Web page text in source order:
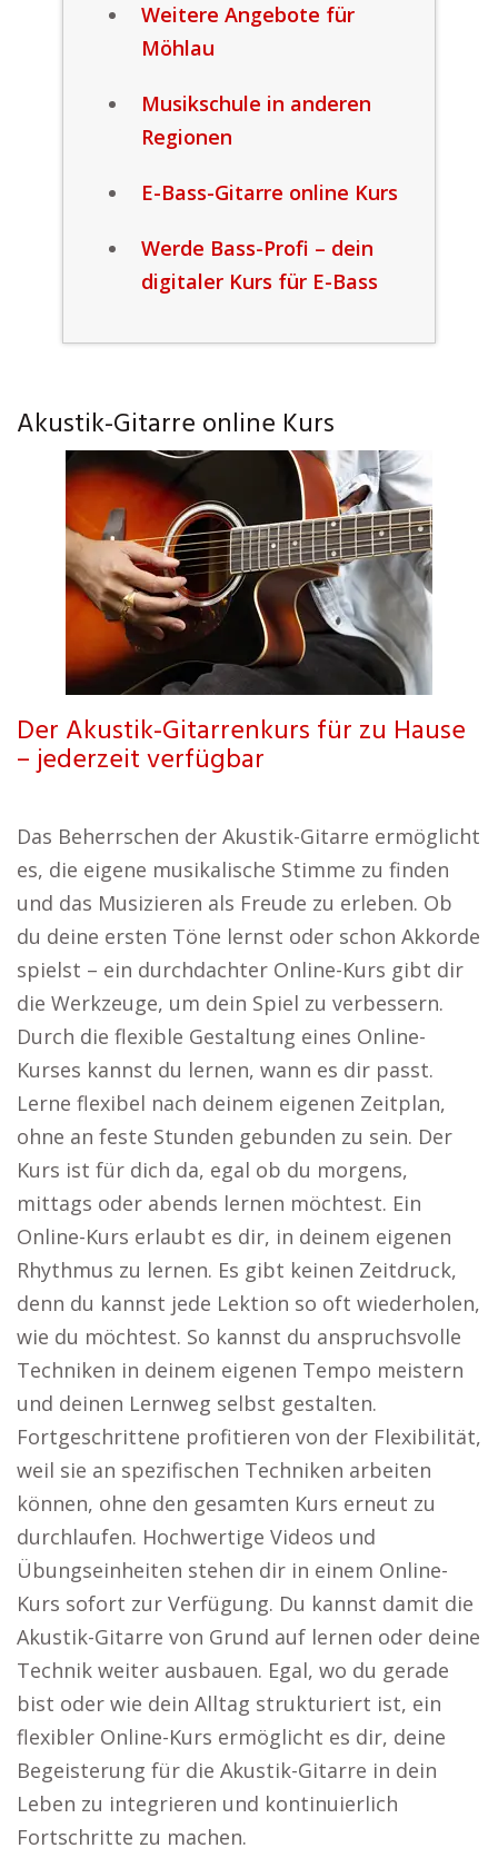
Weitere Angebote für
Möhlau
Musikschule in anderen
Regionen
E-Bass-Gitarre online Kurs
Werde Bass-Profi – dein
digitaler Kurs für E-Bass
Akustik-Gitarre online Kurs
Der Akustik-Gitarrenkurs für zu Hause
– jederzeit verfügbar
Das Beherrschen der Akustik-Gitarre ermöglicht
es, die eigene musikalische Stimme zu finden
und das Musizieren als Freude zu erleben. Ob
du deine ersten Töne lernst oder schon Akkorde
spielst – ein durchdachter Online-Kurs gibt dir
die Werkzeuge, um dein Spiel zu verbessern.
Durch die flexible Gestaltung eines Online-
Kurses kannst du lernen, wann es dir passt.
Lerne flexibel nach deinem eigenen Zeitplan,
ohne an feste Stunden gebunden zu sein. Der
Kurs ist für dich da, egal ob du morgens,
mittags oder abends lernen möchtest. Ein
Online-Kurs erlaubt es dir, in deinem eigenen
Rhythmus zu lernen. Es gibt keinen Zeitdruck,
denn du kannst jede Lektion so oft wiederholen,
wie du möchtest. So kannst du anspruchsvolle
Techniken in deinem eigenen Tempo meistern
und deinen Lernweg selbst gestalten.
Fortgeschrittene profitieren von der Flexibilität,
weil sie an spezifischen Techniken arbeiten
können, ohne den gesamten Kurs erneut zu
durchlaufen. Hochwertige Videos und
Übungseinheiten stehen dir in einem Online-
Kurs sofort zur Verfügung. Du kannst damit die
Akustik-Gitarre von Grund auf lernen oder deine
Technik weiter ausbauen. Egal, wo du gerade
bist oder wie dein Alltag strukturiert ist, ein
flexibler Online-Kurs ermöglicht es dir, deine
Begeisterung für die Akustik-Gitarre in dein
Leben zu integrieren und kontinuierlich
Fortschritte zu machen.